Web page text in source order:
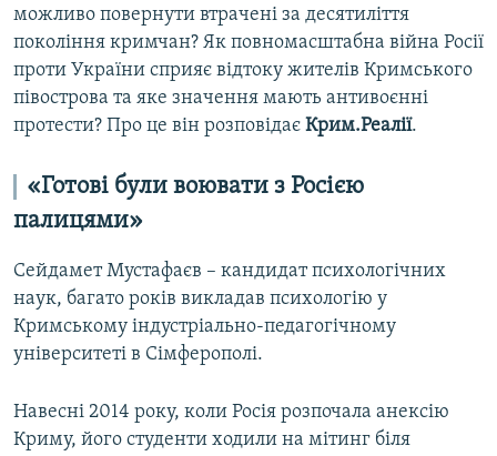
можливо повернути втрачені за десятиліття
покоління кримчан? Як повномасштабна війна Росії
проти України сприяє відтоку жителів Кримського
півострова та яке значення мають антивоєнні
протести? Про це він розповідає Крим.Реалії.
«Готові були воювати з Росією
палицями»
Сейдамет Мустафаєв – кандидат психологічних
наук, багато років викладав психологію у
Кримському індустріально-педагогічному
університеті в Сімферополі.
Навесні 2014 року, коли Росія розпочала анексію
Криму, його студенти ходили на мітинг біля